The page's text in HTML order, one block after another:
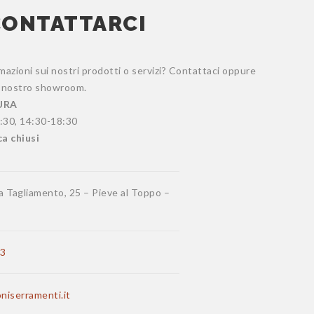
sui nostri prodotti o servizi? Contattaci oppure
showroom.
14:30-18:30
chiusi
Tagliamento, 25 – Pieve al Toppo –